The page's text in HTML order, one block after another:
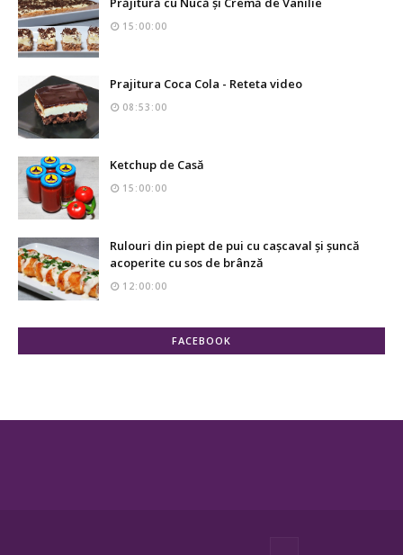
15:00:00
Prajitura Coca Cola - Reteta video
08:53:00
Ketchup de Casă
15:00:00
Rulouri din piept de pui cu cașcaval și șuncă
acoperite cu sos de brânză
12:00:00
FACEBOOK